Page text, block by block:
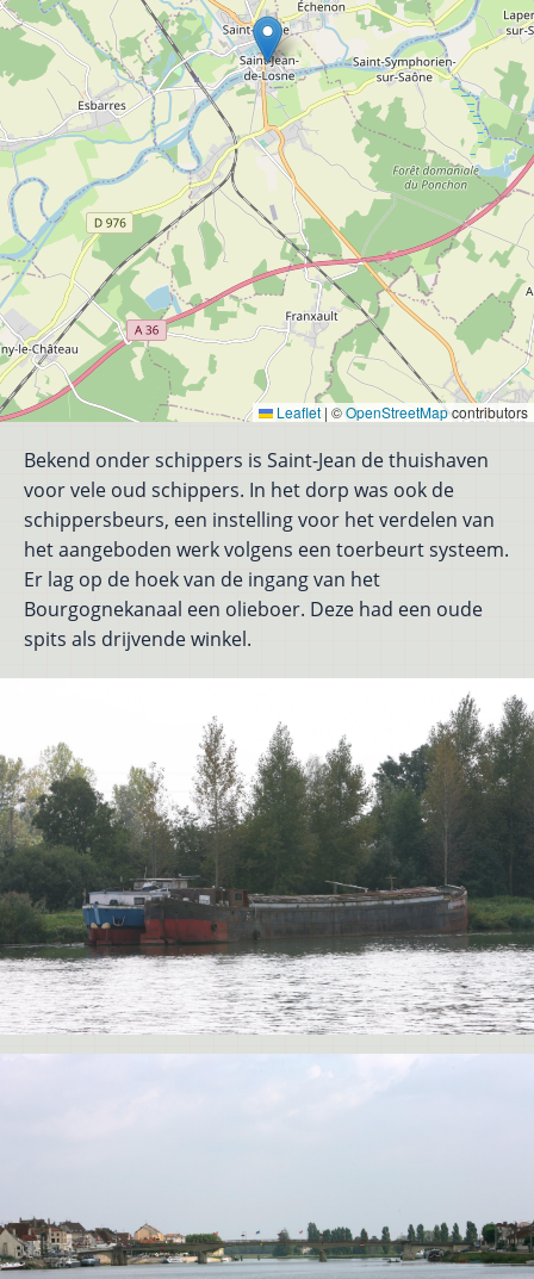
Leaflet | ©OpenStreetMapcontributors
Bekend onder schippers is Saint-Jean de thuishaven
voor vele oud schippers. In het dorp was ook de
schippersbeurs, een instelling voor het verdelen van
het aangeboden werk volgens een toerbeurt systeem.
Er lag op de hoek van de ingang van het
Bourgognekanaal een olieboer. Deze had een oude
spits als drijvende winkel.